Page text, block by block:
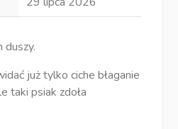
duszy.
już tylko ciche błaganie
taki psiak zdoła